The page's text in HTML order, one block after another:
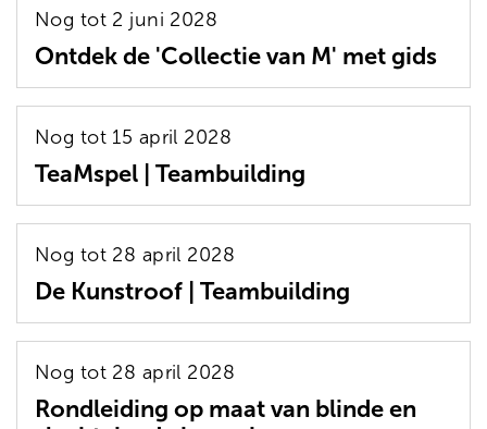
Nog tot 2 juni 2028
Ontdek de 'Collectie van M' met gids
Nog tot 15 april 2028
TeaMspel | Teambuilding
Nog tot 28 april 2028
De Kunstroof | Teambuilding
Nog tot 28 april 2028
Rondleiding op maat van blinde en